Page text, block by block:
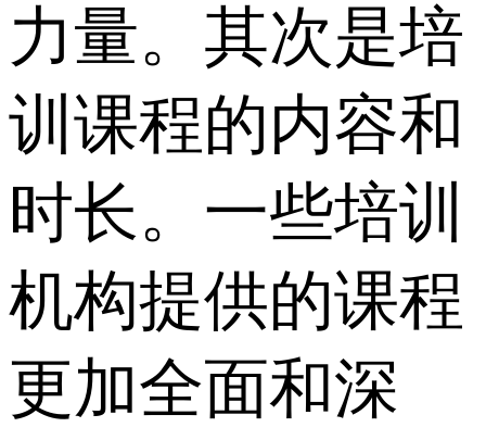
力量。其次是培
训课程的内容和
时长。一些培训
机构提供的课程
更加全面和深